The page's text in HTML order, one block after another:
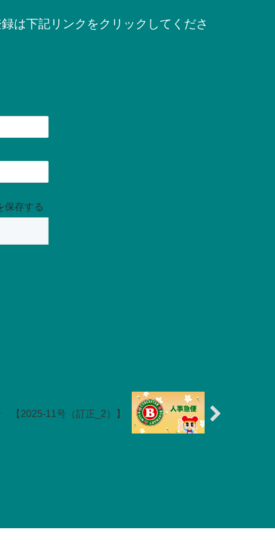
は下記リンクをクリックしてくださ
保存する
【2025-11号（訂正_2）】